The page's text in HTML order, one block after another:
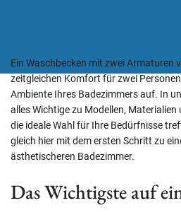
Ein Waschbecken mit zwei Armaturen
zeitgleichen Komfort für zwei
Ambiente Ihres Badezimmers auf. In
alles Wichtige zu Modellen,
die ideale Wahl für Ihre Bedürfnisse
gleich hier mit dem ersten Schritt zu
ästhetischeren Badezimmer.
Das Wichtigste auf